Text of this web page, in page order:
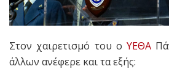
Στον χαιρετισμό του οΥΕΘΑ
άλλων ανέφερε και τα εξής: